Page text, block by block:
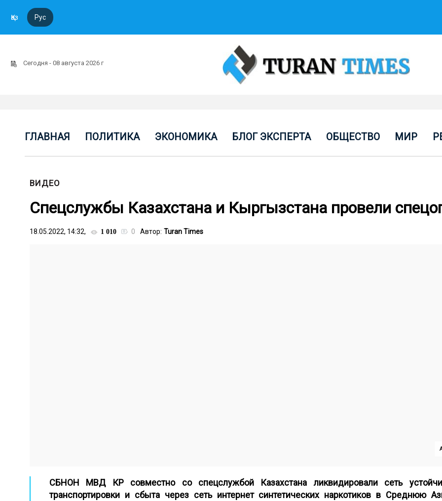
Қаз Рус
Сегодня - 08 августа 2026 г
ГЛАВНАЯ ПОЛИТИКА ЭКОНОМИКА БЛОГ ЭКСПЕРТА ОБЩЕСТВО МИР
ВИДЕО
Спецслужбы Казахстана и Кыргызстана провели
18.05.2022, 14:32, 1 010 0 Автор: Turan Times
СБНОН МВД КР совместно со спецслужбой Казахстана ликвидировали сеть
транспортировки и сбыта через сеть интернет синтетических наркотиков в Среднюю